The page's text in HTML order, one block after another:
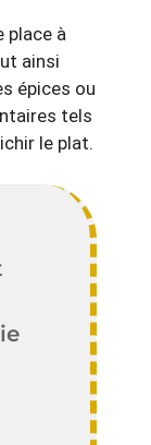
place à
ainsi
épices ou
tels
le plat.